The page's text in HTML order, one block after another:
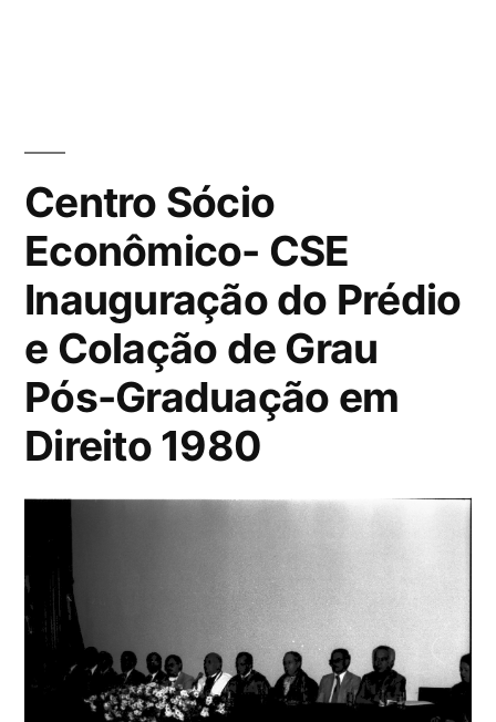
Centro Sócio
Econômico- CSE
Inauguração do Prédio
e Colação de Grau
Pós-Graduação em
Direito 1980